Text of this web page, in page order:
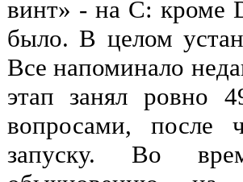
винт» - на C: кроме
было. В целом
Все напоминало
этап занял ровно
вопросами, после
запуску. Во